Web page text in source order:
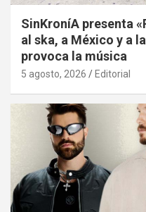
SinKroníA presenta
al ska, a México y a
provoca la música
5 agosto, 2026 Editorial